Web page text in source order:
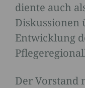
diente auch
Diskussionen
Entwicklung
Der Vorstand